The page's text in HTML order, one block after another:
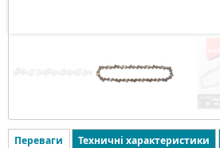
Переваги Техничні характеристики